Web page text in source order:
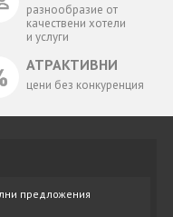
разнообразие от
качествени хотели
и услуги
АТРАКТИВНИ
цени без конкуренция
предложения